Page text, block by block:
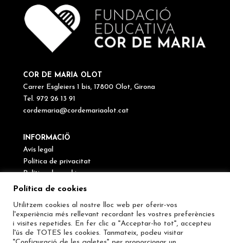
COR DE MARIA OLOT
Carrer Esgleiers 1 bis, 17800 Olot, Girona
Tel. 972 26 13 91
cordemaria@cordemariaolot.cat
INFORMACIÖ
Avís legal
Política de privacitat
Política de cookies
Canal de denúncies
SEGUEIX-NOS
Política de cookies
Utilitzem cookies al nostre lloc web per oferir-vos
l'experiència més rellevant recordant les vostres preferències
i visites repetides. En fer clic a "Acceptar-ho tot", accepteu
l'ús de TOTES les cookies. Tanmateix, podeu visitar